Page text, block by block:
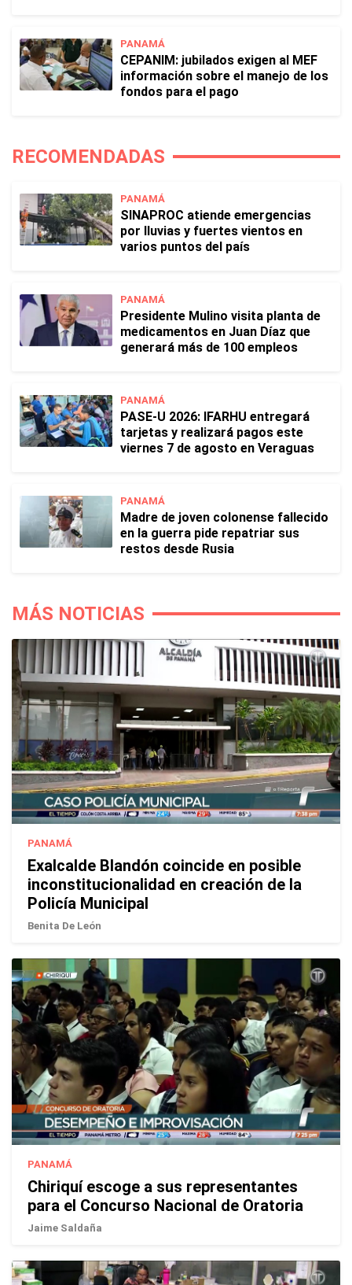
PANAMÁ
CEPANIM: jubilados exigen al MEF
información sobre el manejo de los
fondos para el pago
RECOMENDADAS
PANAMÁ
SINAPROC atiende emergencias
por lluvias y fuertes vientos en
varios puntos del país
PANAMÁ
Presidente Mulino visita planta de
medicamentos en Juan Díaz que
generará más de 100 empleos
PANAMÁ
PASE-U 2026: IFARHU entregará
tarjetas y realizará pagos este
viernes 7 de agosto en Veraguas
PANAMÁ
Madre de joven colonense fallecido
en la guerra pide repatriar sus
restos desde Rusia
MÁS NOTICIAS
PANAMÁ
Exalcalde Blandón coincide en posible
inconstitucionalidad en creación de la
Policía Municipal
Benita De León
PANAMÁ
Chiriquí escoge a sus representantes
para el Concurso Nacional de Oratoria
Jaime Saldaña